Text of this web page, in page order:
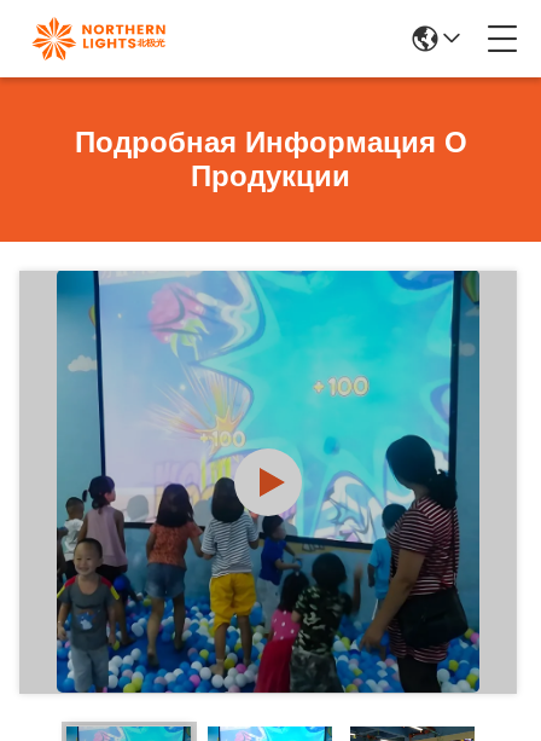
Подробная Информация О
Продукции